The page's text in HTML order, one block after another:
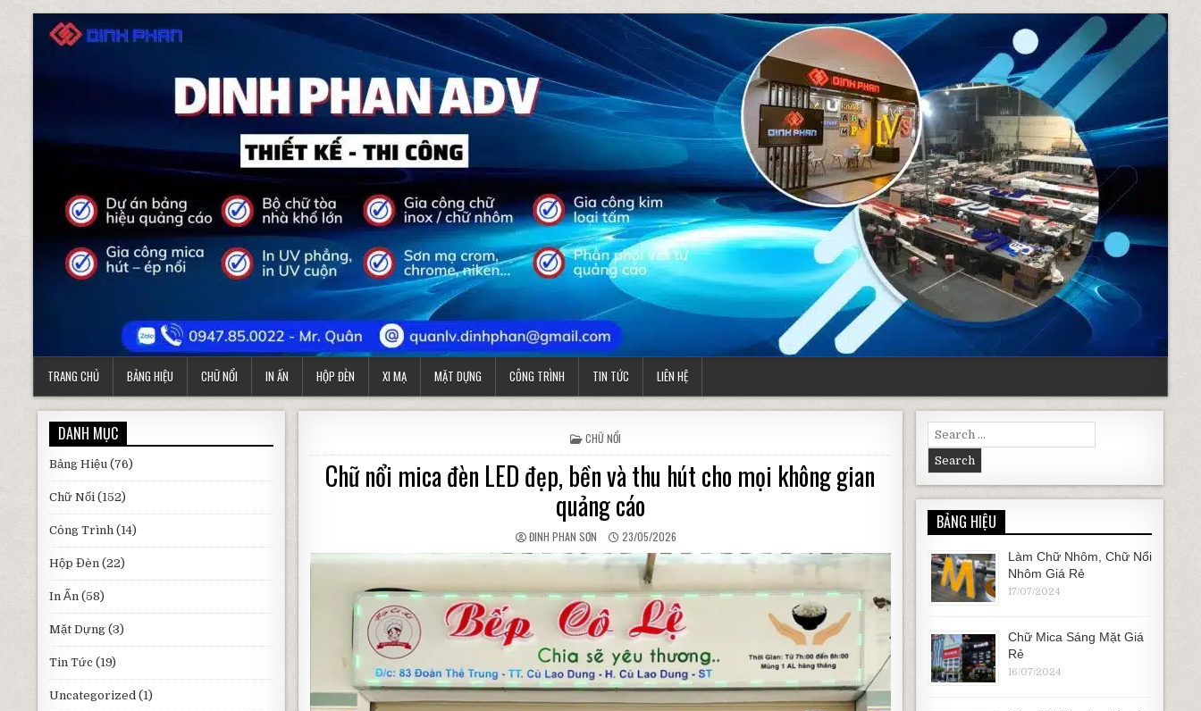
Skip to content
TRANG CHỦ BẢNG HIỆU CHỮ NỔI IN ẤN HỘP ĐÈN XI MẠ MẶT DỰNG CÔNG TRÌNH TIN TỨC LIÊN HỆ
POSTED IN
CHỮ NỔI
Chữ nổi mica đèn LED đẹp, bền và thu hút cho mọi không gian
quảng cáo
AUTHOR:
ĐINH PHAN SƠN PUBLISHED DATE:
23/05/2026
DANH MỤC
Bảng Hiệu (76)
Chữ Nổi (152)
Công Trình (14)
Hộp Đèn (22)
In Ấn (58)
Mặt Dựng (3)
Tin Tức (19)
Uncategorized (1)
Search for:
BẢNG HIỆU
Làm Chữ Nhôm, Chữ Nổi
Nhôm Giá Rẻ
17/07/2024
Chữ Mica Sáng Mặt Giá
Rẻ
16/07/2024